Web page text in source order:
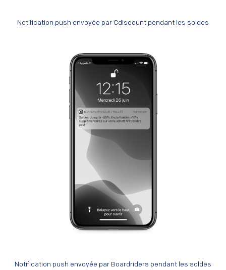
Notification push envoyée par Cdiscount pendant les soldes
Notification push envoyée par Boardriders pendant les soldes